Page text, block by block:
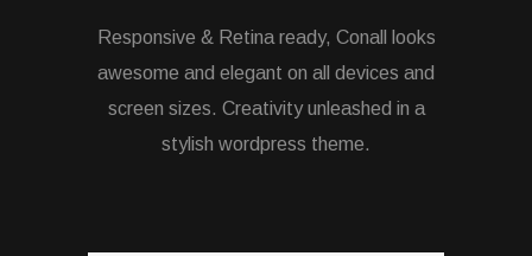
Responsive & Retina ready, Conall looks
awesome and elegant on all devices and
screen sizes. Creativity unleashed in a
stylish wordpress theme.